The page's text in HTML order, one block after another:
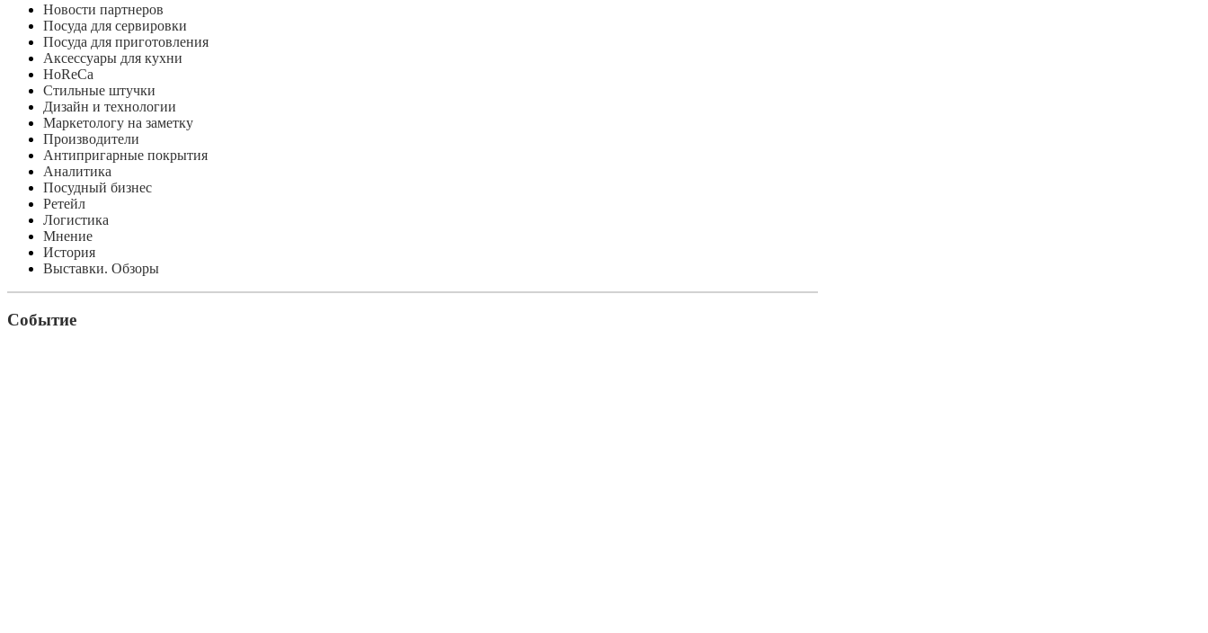
Новости партнеров
Посуда для сервировки
Посуда для приготовления
Аксессуары для кухни
HoReCa
Стильные штучки
Дизайн и технологии
Маркетологу на заметку
Производители
Антипригарные покрытия
Аналитика
Посудный бизнес
Ретейл
Логистика
Мнение
История
Выставки. Обзоры
Событие